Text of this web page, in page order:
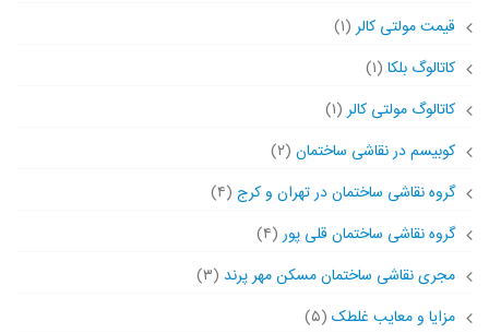
قیمت مولتی کالر(۱)
کاتالوگ بلکا (۱)
کاتالوگ مولتی کالر(۱)
کوبیسم در نقاشی ساختمان (۲)
گروه نقاشی ساختمان در تهران و کرج (۴)
گروه نقاشی ساختمان قلی پور(۴)
مجری نقاشی ساختمان مسکن مهر پرند (۳)
مزایا و معایب غلطک (۵)